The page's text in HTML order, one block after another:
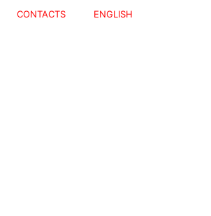
CONTACTS ENGLISH